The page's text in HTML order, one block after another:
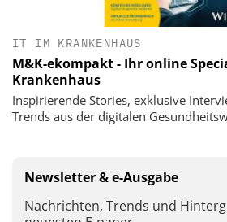
IT IM KRANKENHAUS
M&K-ekompakt - Ihr online
Krankenhaus
Inspirierende Stories, exklusive
Trends aus der digitalen
Newsletter & e-Ausgabe
Nachrichten, Trends und